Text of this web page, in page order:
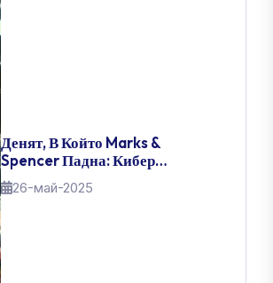
Денят, В Който Marks &
Spencer Падна: Кибер
Катастрофата, Разтърсила
Търговията
26-май-2025